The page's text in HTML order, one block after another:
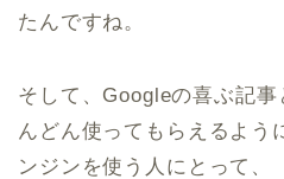
たんですね。
そして、Googleの喜ぶ記
んどん使ってもらえるよう
ンジンを使う人にとって、